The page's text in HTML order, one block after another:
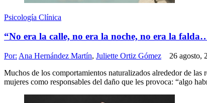
Psicología Clínica
“No era la calle, no era la noche, no era la
Por: Ana Hernández Martín, Juliette Ortiz Gómez 26 agosto,
Muchos de los comportamientos naturalizados alrededor de
mujeres como responsables del daño que les provoca: “algo